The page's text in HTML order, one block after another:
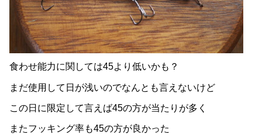
食わせ能力に関しては45より低いかも？
まだ使用して日が浅いのでなんとも言えないけど
この日に限定して言えば45の方が当たりが多く
またフッキング率も45の方が良かった